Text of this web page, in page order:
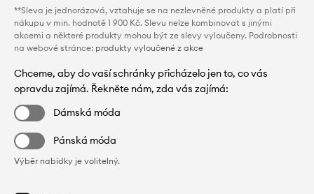
**Sleva je jednorázová, vztahuje se na nezlevněné produkty a platí při
nákupu v min. hodnotě 1 900 Kč. Slevu nelze kombinovat s jinými
akcemi a některé produkty mohou být ze slevy vyloučeny. Podrobnosti
na webové stránce: produkty vyloučené z akce
Chceme, aby do vaší schránky přicházelo jen to, co vás
opravdu zajímá. Řekněte nám, zda vás zajímá:
Dámská móda
Pánská móda
Výběr nabídky je volitelný.